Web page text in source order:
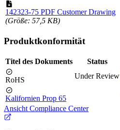
142323-75 PDF Customer Drawing
(Größe: 57,5 KB)
Produktkonformität
Titel des Dokuments Status
RoHS Under Review
Kalifornien Prop 65
Ansicht Compliance Center